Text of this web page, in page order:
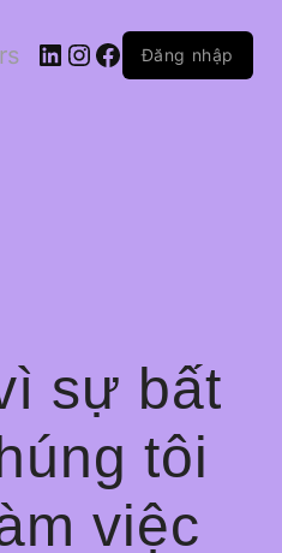
LinkedIn
Instagram
Facebook
Đăng nhập
sự bất
tôi
việc